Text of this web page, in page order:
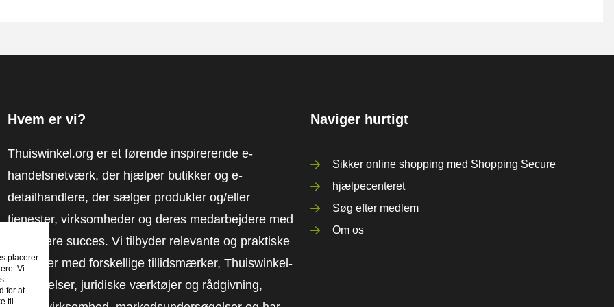
Hvem er vi?
Thuiswinkel.org er et førende inspirerende e-
handelsnetværk, der hjælper butikker og e-
detailhandlere, der sælger produkter og/eller
tjenester, virksomheder og deres medarbejdere med
at få mere succes. Vi tilbyder relevante og praktiske
løsninger med forskellige tillidsmærker, Thuiswinkel-
anmeldelser, juridiske værktøjer og rådgivning,
Naviger hurtigt
Sikker online shopping med Shopping Secure
hjælpecenteret
Søg efter medlem
Om os
placerer
Vi
for at
til